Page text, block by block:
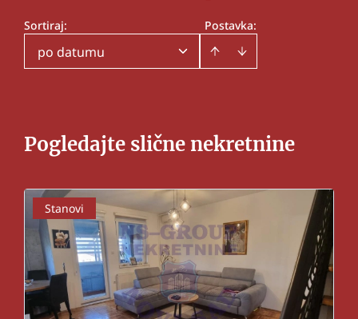
Postavka:
Sortiraj:
po datumu
Pogledajte slične nekretnine
Stanovi